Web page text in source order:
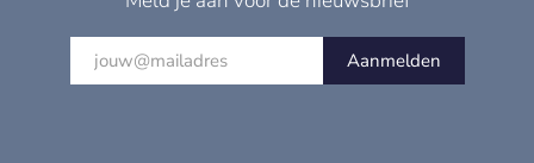
Aanmelden